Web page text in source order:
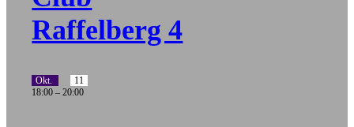
Raffelberg 4
Okt.
11
18:00 –20:00